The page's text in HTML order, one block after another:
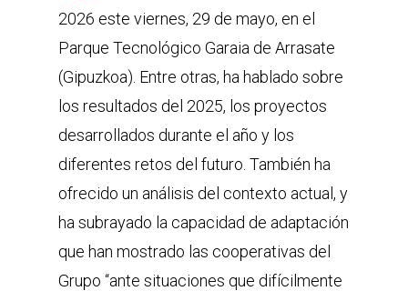
2026 este viernes, 29 de mayo, en el
Parque Tecnológico Garaia de Arrasate
(Gipuzkoa). Entre otras, ha hablado sobre
los resultados del 2025, los proyectos
desarrollados durante el año y los
diferentes retos del futuro. También ha
ofrecido un análisis del contexto actual, y
ha subrayado la capacidad de adaptación
que han mostrado las cooperativas del
Grupo “ante situaciones que difícilmente